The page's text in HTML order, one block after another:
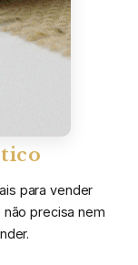
para vender
precisa nem